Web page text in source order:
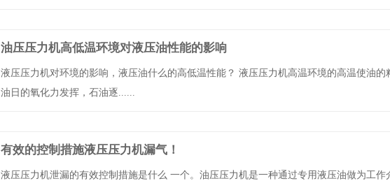
油压压力机高低温环境对液压油性能的影响
液压压力机对环境的影响，液压油什么的高低温性能？ 液压压力机高温环境的高温使油
油日的氧化力发挥，石油逐......
有效的控制措施液压压力机漏气！
液压压力机泄漏的有效控制措施是什么 一个。油压压力机是一种通过专用液压油做为工